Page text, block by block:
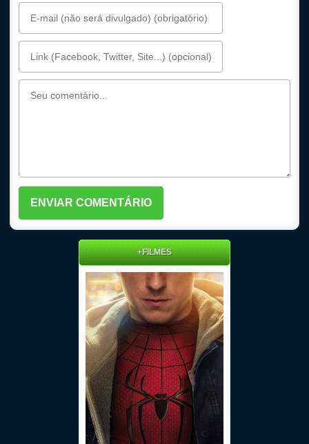
+FILMES